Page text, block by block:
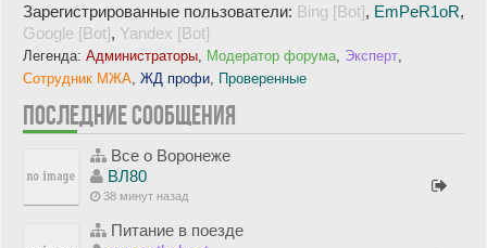
Зарегистрированные пользователи: Bing [Bot], EmPeR1oR,
Google [Bot], Yandex [Bot]
Легенда: Администраторы, Модератор форума, Эксперт,
Сотрудник МЖА, ЖД профи, Проверенные
ПОСЛЕДНИЕ СООБЩЕНИЯ
Все о Воронеже
ВЛ80
38 минут назад
Питание в поезде